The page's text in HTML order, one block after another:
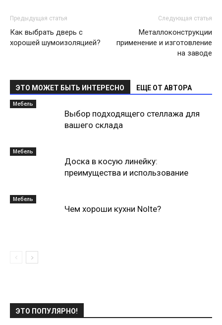
Предыдущая статья
Как выбрать дверь с
хорошей шумоизоляцией?
Следующая статья
Металлоконструкции
применение и изготовление
на заводе
ЭТО МОЖЕТ БЫТЬ ИНТЕРЕСНО ЕЩЕ ОТ АВТОРА
Мебель
Выбор подходящего стеллажа для
вашего склада
Мебель
Доска в косую линейку:
преимущества и использование
Мебель
Чем хороши кухни Nolte?
ЭТО ПОПУЛЯРНО!